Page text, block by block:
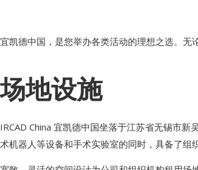
宜凯德中国，是您举办各类活动的理想之选。
场地设施
IRCAD China 宜凯德中国坐落于江苏省无锡市
术机器人等设备和手术实验室的同时，具备了组